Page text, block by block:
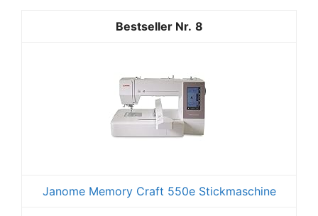
8
Janome Memory Craft 550e Stickmaschine